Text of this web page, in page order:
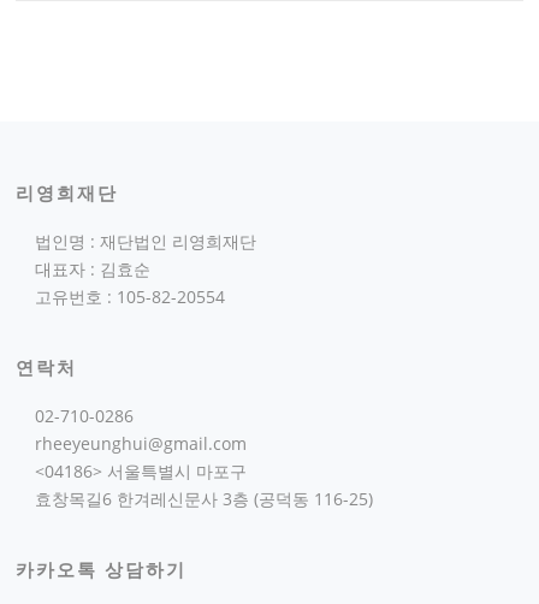
리영희재단
법인명 : 재단법인 리영희재단
대표자 : 김효순
고유번호 : 105-82-20554
연락처
02-710-0286
rheeyeunghui@gmail.com
<04186> 서울특별시 마포구
효창목길6 한겨레신문사 3층 (공덕동 116-25)
카카오톡 상담하기